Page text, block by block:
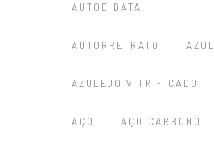
AUTODIDATA
AUTORRETRATO AZUL
AZULEJO VITRIFICADO
AÇO AÇO CARBONO